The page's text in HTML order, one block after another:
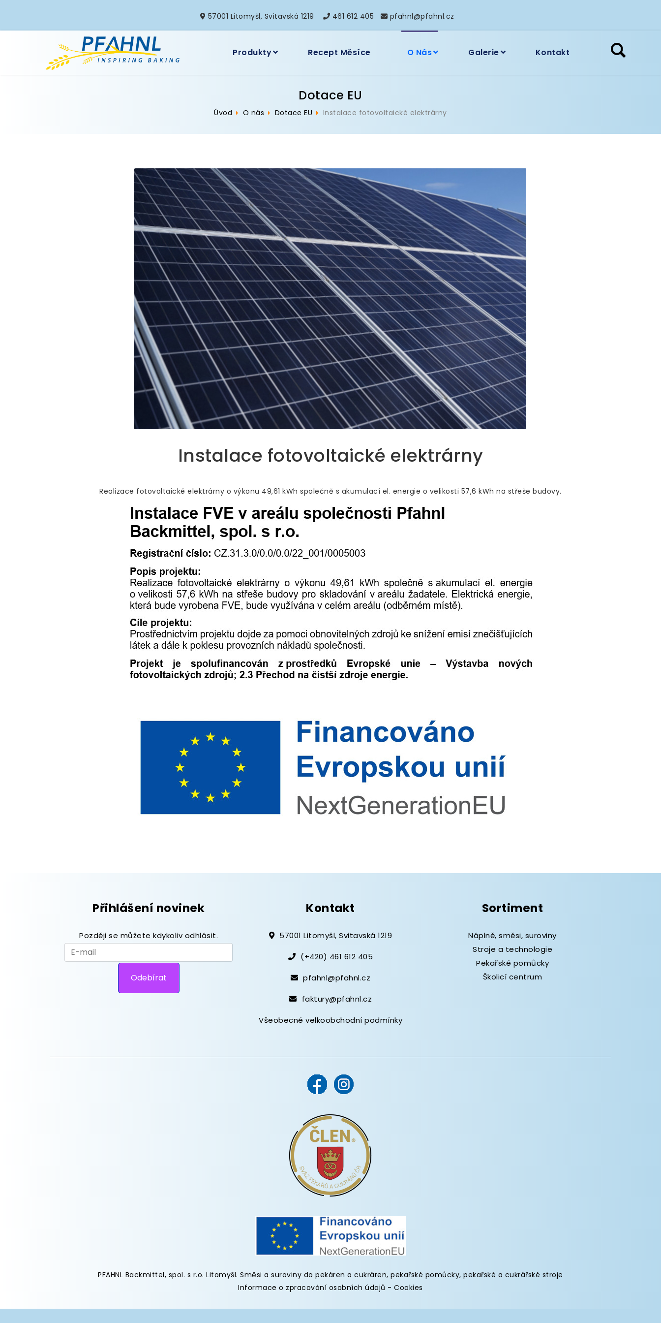
57001 Litomyšl, Svitavská 1219 461 612 405 pfahnl@pfahnl.cz
Produkty Recept Měsíce O Nás Galerie Kontakt
Dotace EU
Úvod O nás Dotace EU Instalace fotovoltaické elektrárny
Instalace fotovoltaické elektrárny
Realizace fotovoltaické elektrárny o výkonu 49,61 kWh společně s akumulací el. energie o velikosti 57,6 kWh na střeše budovy.
Přihlášení novinek
Později se můžete kdykoliv odhlásit.
Kontakt
57001 Litomyšl, Svitavská 1219
(+420) 461 612 405
pfahnl@pfahnl.cz
faktury@pfahnl.cz
Všeobecné velkoobchodní podmínky
Sortiment
Náplně, směsi, suroviny
Stroje a technologie
Pekařské pomůcky
Školicí centrum
PFAHNL Backmittel, spol. s r.o. Litomyšl.Směsi a suroviny do pekáren a cukráren,pekařské pomůcky,pekařské a cukrářské stroje
Informace o zpracování osobních údajů -Cookies